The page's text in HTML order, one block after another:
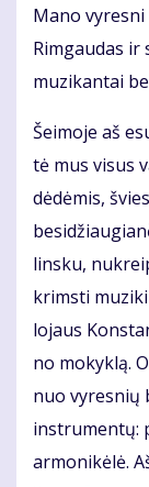
Ma­no
Rim­gau­das
mu­zi­kan­tai
Šei­mo­je aš
tė mus vi­sus
dė­dė­mis,
lins­ku,
krims­ti
lo­jaus
no mo­kyk­lą.
nuo vy­res­nių
in­stru­men­tų:
ar­mo­ni­kė­lė.